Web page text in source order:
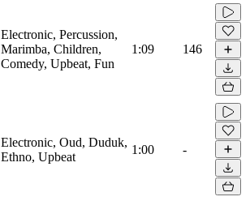
Electronic, Percussion,
Marimba, Children,
Comedy, Upbeat, Fun
1:09 146
Electronic, Oud, Duduk,
Ethno, Upbeat
1:00 -